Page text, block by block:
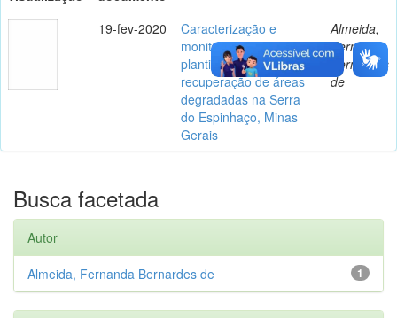
19-fev-2020
Caracterização e
monitoramento de
plantios florestais para
recuperação de áreas
degradadas na Serra
do Espinhaço, Minas
Gerais
Almeida,
Fernanda
Bernardes
de
Busca facetada
Autor
1
Almeida, Fernanda Bernardes de